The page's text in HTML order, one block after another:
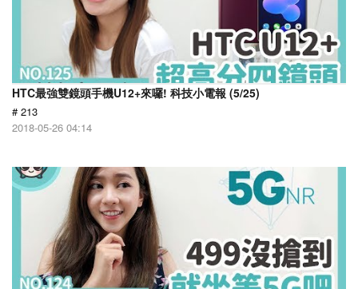
HTC最強雙鏡頭手機U12+來囉! 科技小電報 (5/25)
# 213
2018-05-26 04:14